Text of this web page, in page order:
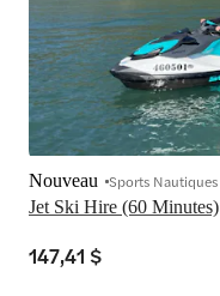
Jet Ski Hire (60 Minutes)
Nouveau Sports Nautiques
147,41 $